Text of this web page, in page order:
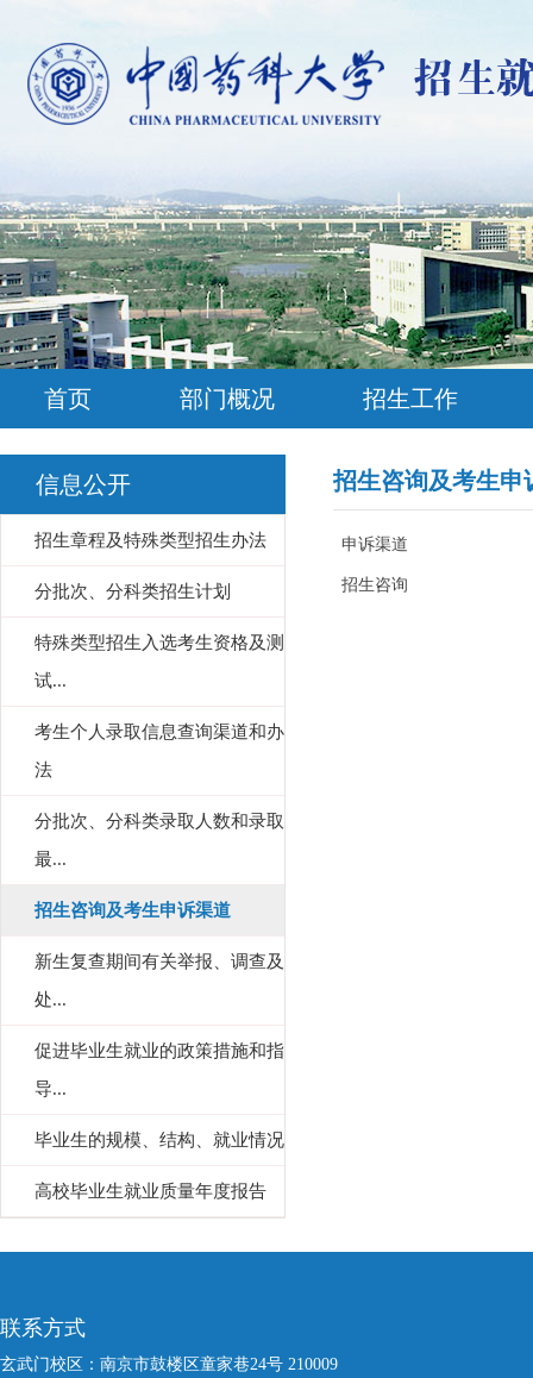
首页 部门概况 招生工作
信息公开
招生章程及特殊类型招生办法
分批次、分科类招生计划
特殊类型招生入选考生资格及测
试...
考生个人录取信息查询渠道和办
法
分批次、分科类录取人数和录取
最...
招生咨询及考生申诉渠道
新生复查期间有关举报、调查及
处...
促进毕业生就业的政策措施和指
导...
毕业生的规模、结构、就业情况
高校毕业生就业质量年度报告
招生咨询及考生申
申诉渠道
招生咨询
联系方式
玄武门校区：南京市鼓楼区童家巷24号 210009